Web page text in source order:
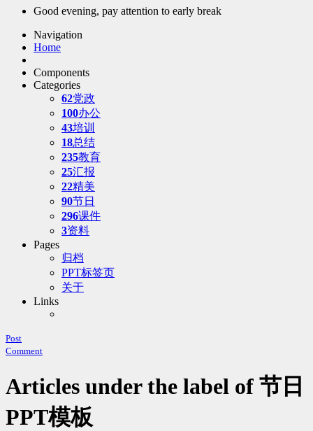
Good evening, pay attention to early break
Navigation
Home
Components
Categories
62党政
100办公
43培训
18总结
235教育
25汇报
22精美
90节日
296课件
3资料
Pages
归档
PPT标签页
关于
Links
Post
Comment
Articles under the label of 节日
PPT模板